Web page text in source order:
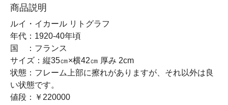
商品説明
ルイ・イカール リトグラフ
年代：1920-40年頃
国 ：フランス
サイズ：縦35㎝×横42㎝ 厚み 2cm
状態：フレーム上部に擦れがありますが、それ以外は良
い状態です。
値段：￥220000